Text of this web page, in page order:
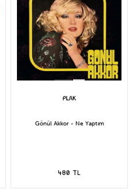
Gönül Akkor - Ne Yaptım
480 TL